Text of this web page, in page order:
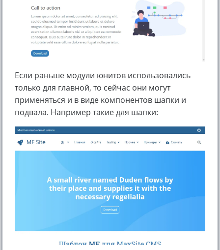
Если раньше модули юнитов использовались
только для главной, то сейчас они могут
применяться и в виде компонентов шапки и
подвала. Например такие для шапки: